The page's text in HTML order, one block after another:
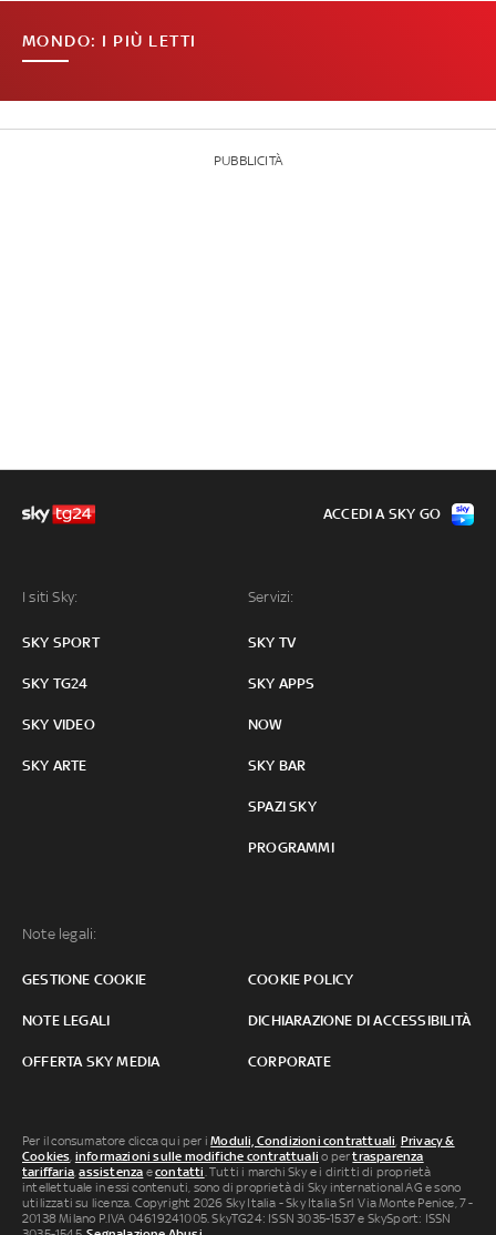
MONDO: I PIÙ LETTI
PUBBLICITÀ
I siti Sky:
SKY SPORT
SKY TG24
SKY VIDEO
SKY ARTE
Servizi:
SKY TV
SKY APPS
NOW
SKY BAR
SPAZI SKY
PROGRAMMI
Note legali:
GESTIONE COOKIE COOKIE POLICY
NOTE LEGALI DICHIARAZIONE DI ACCESSIBILITÀ
OFFERTA SKY MEDIA CORPORATE
ACCEDI A SKY GO
Per il consumatore clicca qui per iModuli, Condizioni contrattuali, Privacy &
Cookies, informazioni sulle modifiche contrattuali o pertrasparenza
tariffaria,assistenza econtatti. Tutti i marchi Sky e i diritti di proprietà
intellettuale in essi contenuti, sono di proprietà di Sky international AG e sono
utilizzati su licenza. Copyright 2026 Sky Italia - Sky Italia Srl Via Monte Penice, 7 -
20138 Milano P.IVA 04619241005. SkyTG24: ISSN 3035-1537 e SkySport: ISSN